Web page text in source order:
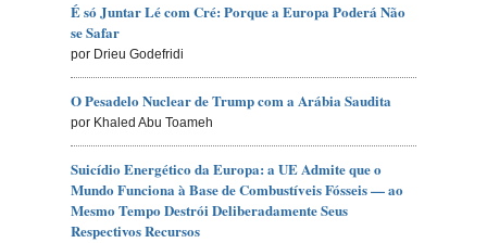
É só Juntar Lé com Cré: Porque a Europa Poderá Não
se Safar
por Drieu Godefridi
O Pesadelo Nuclear de Trump com a Arábia Saudita
por Khaled Abu Toameh
Suicídio Energético da Europa: a UE Admite que o
Mundo Funciona à Base de Combustíveis Fósseis — ao
Mesmo Tempo Destrói Deliberadamente Seus
Respectivos Recursos